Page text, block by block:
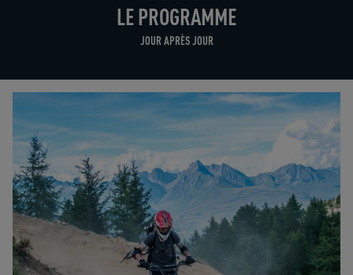
LE PROGRAMME
JOUR APRÈS JOUR